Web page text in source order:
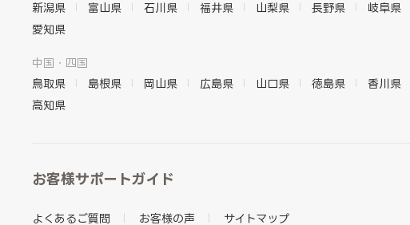
新潟県
富山県 石川県 福井県 山梨県 長野県 岐阜県
愛知県
中国・四国
鳥取県
島根県 岡山県 広島県 山口県 徳島県 香川県
高知県
お客様サポートガイド
よくあるご質問 お客様の声 サイトマップ